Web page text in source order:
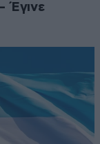
Έγινε